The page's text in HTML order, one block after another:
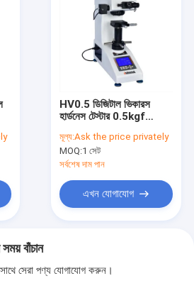
HV0.5 ডিজিটাল ভিকারস
হার্ডনেস টেস্টার 0.5kgf
মূল্য:Ask the price privately
MOQ:1 সেট
সর্বশেষ দাম পান
এখন যোগাযোগ
বাঁচান
সেরা পণ্য যোগাযোগ করুন।